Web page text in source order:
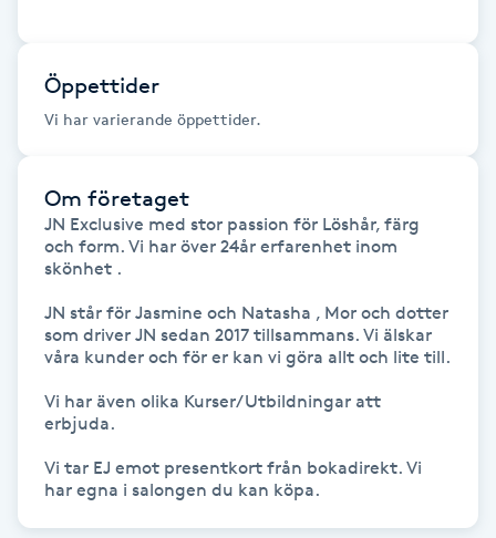
Hot Stone Massage
Hot yoga
Hudföryngring
Huduppstramning
Hudvård
Hyaluronsyra
Hyperhidros
Hypnos
Öppettider
Vi har varierande öppettider.
Om företaget
JN Exclusive med stor passion för Löshår, färg
och form. Vi har över 24år erfarenhet inom
skönhet .
JN står för Jasmine och Natasha , Mor och dotter
som driver JN sedan 2017 tillsammans. Vi älskar
våra kunder och för er kan vi göra allt och lite till.
Vi har även olika Kurser/Utbildningar att
erbjuda.
Vi tar EJ emot presentkort från bokadirekt. Vi
har egna i salongen du kan köpa.